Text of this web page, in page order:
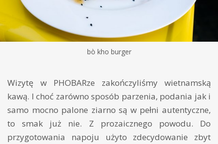
bò kho burger
Wizytę w PHOBARze zakończyliśmy wietnamską
kawą. I choć zarówno sposób parzenia, podania jak i
samo mocno palone ziarno są w pełni autentyczne,
to smak już nie. Z prozaicznego powodu. Do
przygotowania napoju użyto zdecydowanie zbyt